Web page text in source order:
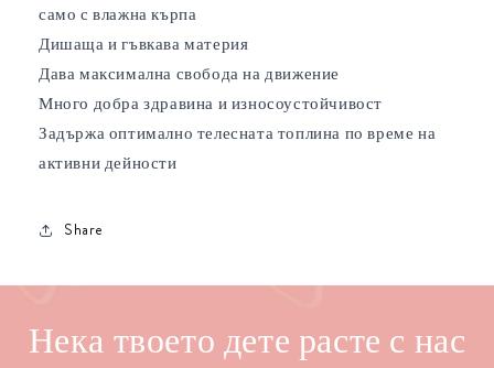
само с влажна кърпа
Дишаща и гъвкава материя
Дава максимална свобода на движение
Много добра здравина и износоустойчивост
Задържа оптимално телесната топлина по време на
активни дейности
Share
Нека твоето дете расте с нас